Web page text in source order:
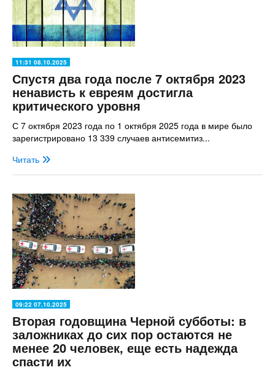
11:31 08.10.2025
Спустя два года после 7 октября 2023
ненависть к евреям достигла
критического уровня
С 7 октября 2023 года по 1 октября 2025 года в мире было
зарегистрировано 13 339 случаев антисемитиз...
Читать
09:22 07.10.2025
Вторая годовщина Черной субботы: в
заложниках до сих пор остаются не
менее 20 человек, еще есть надежда
спасти их